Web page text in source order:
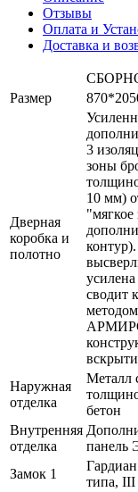
Отзывы
Оплата и
Доставка и
Размер
Дверная
коробка и
полотно
3
зоны
10 мм)
сводит
Наружная
отделка
Металл
бетон
Внутренняя
отделка
панель
Замок 1
типа, III